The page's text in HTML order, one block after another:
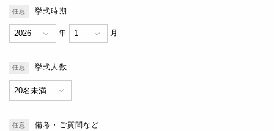
挙式時期
年 月
挙式人数
備考・ご質問など